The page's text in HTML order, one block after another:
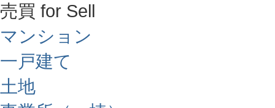
売買 for Sell
マンション
一戸建て
土地